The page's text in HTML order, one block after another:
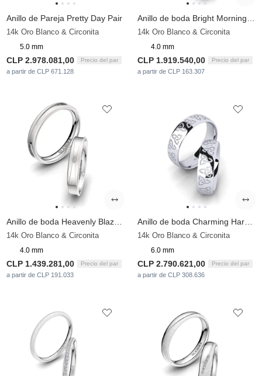
Anillo de Pareja Pretty Day Pair
14k Oro Blanco & Circonita
5.0 mm
CLP 2.978.081,00 Precio del par
a partir de CLP 671.128
14k Oro Blanco & Circonita
4.0 mm
CLP 1.919.540,00 Precio del par
a partir de CLP 163.307
14k Oro Blanco & Circonita
4.0 mm
CLP 1.439.281,00 Precio del par
a partir de CLP 191.033
14k Oro Blanco & Circonita
6.0 mm
CLP 2.790.621,00 Precio del par
a partir de CLP 308.636